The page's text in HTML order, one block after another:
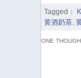
Tagged：
黄酒奶茶,
ONE